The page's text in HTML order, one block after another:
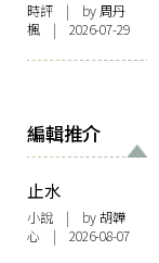
時評 | by周丹
楓 | 2026-07-29
編輯推介
止水
小說 | by 胡韡
心 | 2026-08-07